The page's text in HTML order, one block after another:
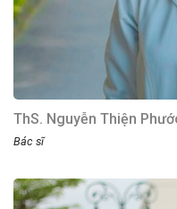
ThS. Nguyễn Thiện
Bác sĩ